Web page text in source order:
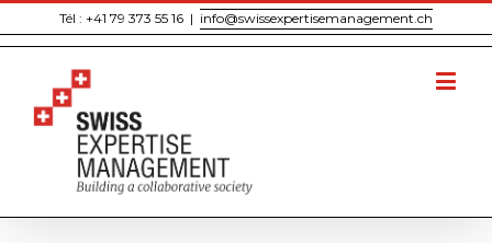
Tél : +41 79 373 55 16 | info@swissexpertisemanagement.ch